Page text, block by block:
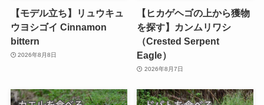
【モデル立ち】リュウキュ
ウヨシゴイ Cinnamon
bittern
2026年8月8日
【ヒカゲヘゴの上から獲物
を探す】カンムリワシ
（Crested Serpent
Eagle）
2026年8月7日